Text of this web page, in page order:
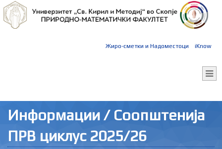
Жиро-сметки и Надоместоци iKnow
Информации / Соопштенија
ПРВ циклус 2025/26